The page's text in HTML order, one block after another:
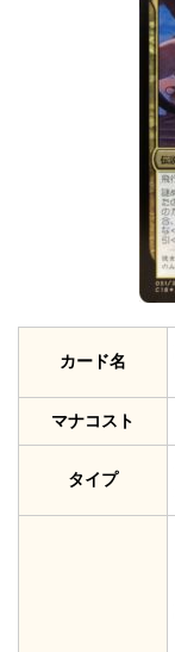
カード名
マナコスト
タイプ